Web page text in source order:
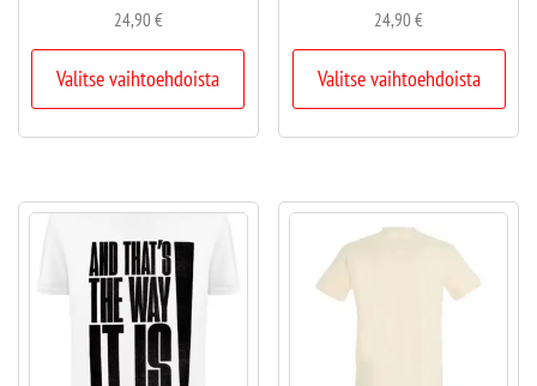
24,90€
Valitse vaihtoehdoista
24,90€
Valitse vaihtoehdoista